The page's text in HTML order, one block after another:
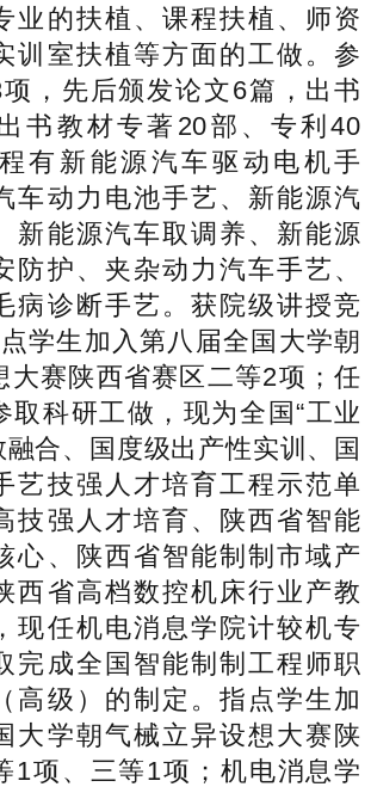
业的扶植、课程扶植、师资
训室扶植等方面的工做。参
，先后颁发论文6篇，出书
书教材专著20部、专利40
有新能源汽车驱动电机手
车动力电池手艺、新能源汽
新能源汽车取调养、新能源
防护、夹杂动力汽车手艺、
病诊断手艺。获院级讲授竞
学生加入第八届全国大学朝
大赛陕西省赛区二等2项；任
取科研工做，现为全国“工业
融合、国度级出产性实训、国
艺技强人才培育工程示范单
技强人才培育、陕西省智能
心、陕西省智能制制市域产
西省高档数控机床行业产教
现任机电消息学院计较机专
完成全国智能制制工程师职
高级）的制定。指点学生加
大学朝气械立异设想大赛陕
1项、三等1项；机电消息学